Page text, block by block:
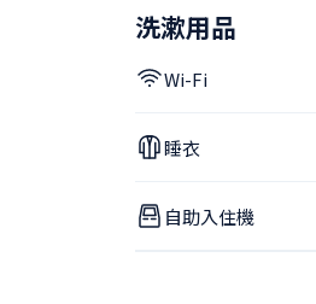
洗漱用品
Wi-Fi
睡衣
自助入住機